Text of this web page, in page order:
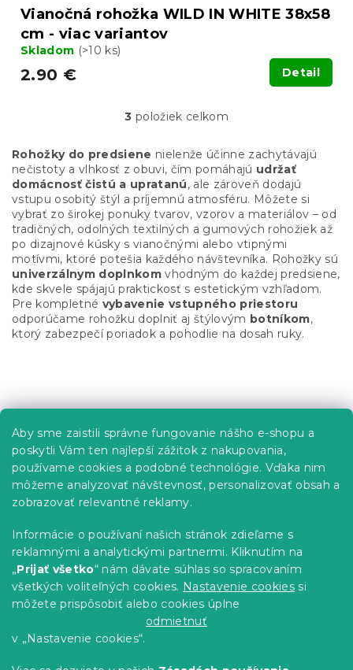
Aby sme zaistili správne fungovanie nášho e-shopu a
poskytli Vám ten najlepší zážitok z nakupovania,
používame cookies a podobné technológie. Vďaka nim
môžeme analyzovať návštevnosť, personalizovať obsah a
zobrazovať relevantné reklamy.
Informácie o používaní našich stránok zdieľame s
reklamnými a analytickými partnermi. Kliknutím na
„Prijať všetko“ nám dávate súhlas so spracovaním
všetkých voliteľných cookies. Nastavenie cookies si
môžete prispôsobiť alebo cookies úplne
odmietnuť
v „Nastavenie cookies“.
Vianočná rohožka WILD IN WHITE 38x58
cm - viac variantov
Skladom (>10 ks)
2.90 € Detail
O
l
á
d
a
c
i
e
p
r
v
k
y
v
u
3 položiek celkom
Rohožky do predsiene nielenže účinne zachytávajú
nečistoty a vlhkosť z obuvi, čím pomáhajú udržať
domácnosť čistú a upratanú, ale zároveň dodajú
vstupu osobitý štýl a príjemnú atmosféru. Môžete si
vybrať zo širokej ponuky tvarov, vzorov a materiálov – od
tradičných, odolných textilných a gumových rohožiek až
po dizajnové kúsky s vianočnými alebo vtipnými
motívmi, ktoré potešia každého návštevníka. Rohožky sú
univerzálnym doplnkom vhodným do každej predsiene,
kde skvele spájajú praktickosť s estetickým vzhľadom.
Pre kompletné vybavenie vstupného priestoru
odporúčame rohožku doplniť aj štýlovým botníkom,
ktorý zabezpečí poriadok a pohodlie na dosah ruky.
á
Informácie pre vás
Predajne
Sledovanie objednávky
Možnosti doručenia
Reklamácie a vrátenie tovaru
Kontakty
Obchodné podmienky
Podmienky ochrany osobných údajov
Pre partnerov